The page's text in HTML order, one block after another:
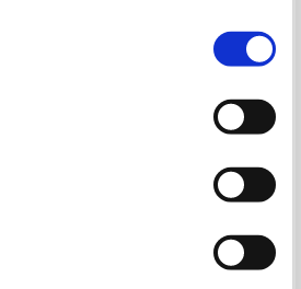
Alex Tocilescu - Adevarata carte
Lei